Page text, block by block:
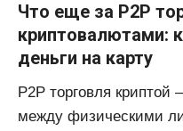
Что еще за P2P
криптовалютами:
деньги на карту
P2P торговля криптой
между физическими